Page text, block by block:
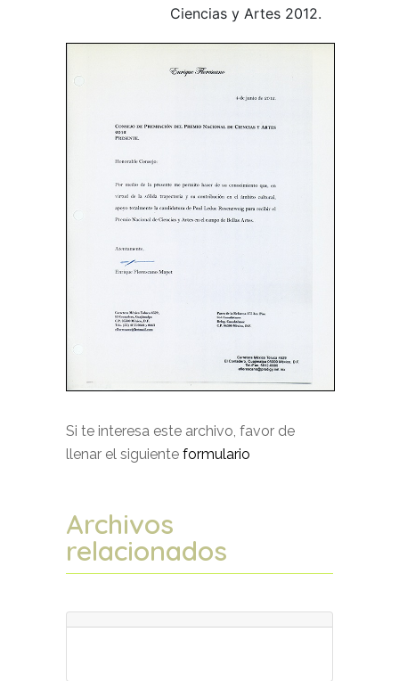
Ciencias y Artes 2012.
Si te interesa este archivo, favor de
llenar el siguiente formulario
Archivos
relacionados